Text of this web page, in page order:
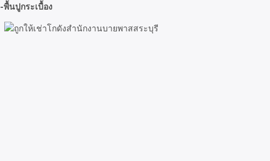
-พื้นปูกระเบื้อง